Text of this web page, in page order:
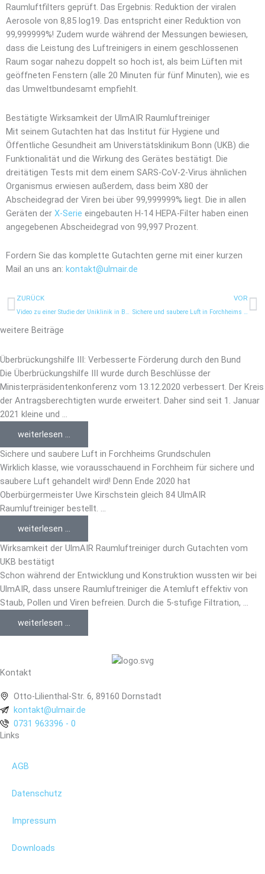
Raumluftfilters geprüft. Das Ergebnis: Reduktion der viralen
Aerosole von 8,85 log19. Das entspricht einer Reduktion von
99,999999%! Zudem wurde während der Messungen bewiesen,
dass die Leistung des Luftreinigers in einem geschlossenen
Raum sogar nahezu doppelt so hoch ist, als beim Lüften mit
geöffneten Fenstern (alle 20 Minuten für fünf Minuten), wie es
das Umweltbundesamt empfiehlt.
Bestätigte Wirksamkeit der UlmAIR Raumluftreiniger
Mit seinem Gutachten hat das Institut für Hygiene und
Öffentliche Gesundheit am Universtätsklinikum Bonn (UKB) die
Funktionalität und die Wirkung des Gerätes bestätigt. Die
dreitätigen Tests mit dem einem SARS-CoV-2-Virus ähnlichen
Organismus erwiesen außerdem, dass beim X80 der
Abscheidegrad der Viren bei über 99,999999% liegt. Die in allen
Geräten der X-Serie eingebauten H-14 HEPA-Filter haben einen
angegebenen Abscheidegrad von 99,997 Prozent.
Fordern Sie das komplette Gutachten gerne mit einer kurzen
Mail an uns an: kontakt@ulmair.de
Prev
ZURÜCK VOR
weitere Beiträge
Überbrückungshilfe III: Verbesserte Förderung durch den Bund
Die Überbrückungshilfe III wurde durch Beschlüsse der
Ministerpräsidentenkonferenz vom 13.12.2020 verbessert. Der Kreis
der Antragsberechtigten wurde erweitert. Daher sind seit 1. Januar
2021 kleine und ...
weiterlesen ...
Sichere und saubere Luft in Forchheims Grundschulen
Wirklich klasse, wie vorausschauend in Forchheim für sichere und
saubere Luft gehandelt wird! Denn Ende 2020 hat
Oberbürgermeister Uwe Kirschstein gleich 84 UlmAIR
Raumluftreiniger bestellt. ...
weiterlesen ...
Wirksamkeit der UlmAIR Raumluftreiniger durch Gutachten vom
UKB bestätigt
Schon während der Entwicklung und Konstruktion wussten wir bei
UlmAIR, dass unsere Raumluftreiniger die Atemluft effektiv von
Staub, Pollen und Viren befreien. Durch die 5-stufige Filtration, ...
weiterlesen ...
Kontakt
Otto-Lilienthal-Str. 6, 89160 Dornstadt
kontakt@ulmair.de
0731 963396 - 0
Links
AGB
Datenschutz
Impressum
Downloads